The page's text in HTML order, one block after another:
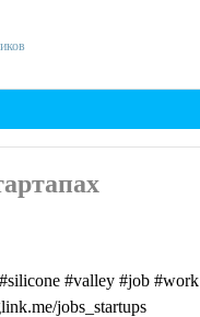
#valley #job #work
jobs_startups